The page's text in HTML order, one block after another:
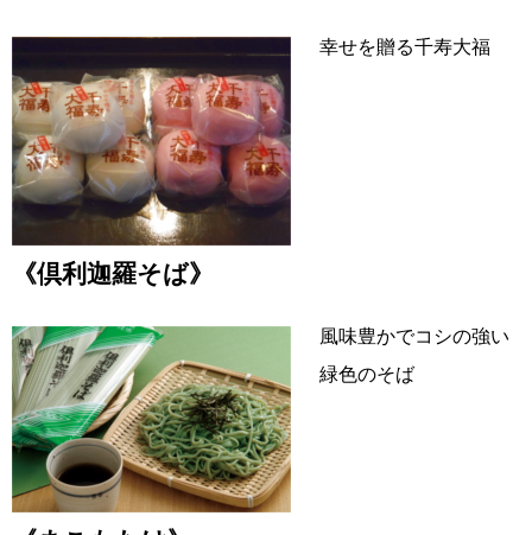
幸せを贈る千寿大福
《倶利迦羅そば》
風味豊かでコシの強い
緑色のそば